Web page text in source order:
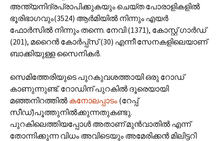
അന്ത്യനിദ്രപ്രാപിക്കുകയും ചെയ്ത പോരാളികളില്‍
ഭൂരിഭാഗവും(3524) ആര്‍മിയില്‍ നിന്നും എയര്‍
ഫോര്‍സില്‍ നിന്നും തന്നെ. നേവി (1371), കോസ്റ്റ് ഗാര്‍ഡ്
(201), മറൈന്‍ കോര്‍പ്പ്സ് (30) എന്നീ സേനകളിലെയാണ്
ബാക്കിയുള്ള സൈനികര്‍.
സെമിത്തേരിയുടെ പുറകുവശത്തായി ഒരു റോഡ്
കാണുന്നുണ്ട്. റോഡിന് പുറകില്‍ ദൂരെയായി
മഞ്ഞനിറത്തില്‍ കനോലപ്പാടം (റേപ്പ്
സീഡ്)പൂത്തുനില്‍ക്കുന്നതുകണ്ടു.
പുറകിലെത്തിയപ്പോള്‍ അതാണ് മുന്‍‌വാതില്‍ എന്ന്
തോന്നിക്കുന്ന വിധം അവിടെയും അമേരിക്കന്‍ മിലിട്ടറി